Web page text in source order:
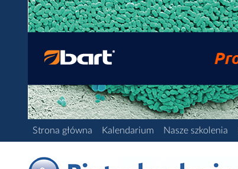
Strona główna Kalendarium Nasze szkolenia